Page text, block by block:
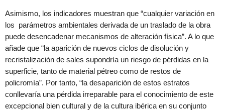
Asimismo, los indicadores muestran que “cualquier variación en
los parámetros ambientales derivada de un traslado de la obra
puede desencadenar mecanismos de alteración física”. A lo que
añade que “la aparición de nuevos ciclos de disolución y
recristalización de sales supondría un riesgo de pérdidas en la
superficie, tanto de material pétreo como de restos de
policromía”. Por tanto, “la desaparición de estos estratos
conllevaría una pérdida irreparable para el conocimiento de este
excepcional bien cultural y de la cultura ibérica en su conjunto